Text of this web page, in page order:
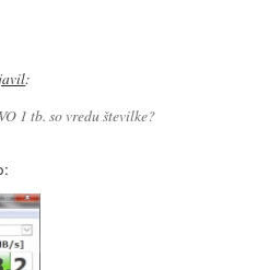
:
1 tb. so vredu številke?